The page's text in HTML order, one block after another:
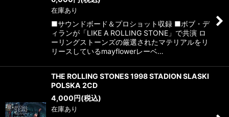
在庫あり
■サウンドボード＆プロショット収録 ■ボブ・デ
ィランが「LIKE A ROLLING STONE」で共演 ロ
ーリングストーンズの厳選されたマテリアルをリ
リースしているmayflowerレーベ…
THE ROLLING STONES 1998 STADION SLASKI
POLSKA 2CD
4,000円(税込)
在庫あり